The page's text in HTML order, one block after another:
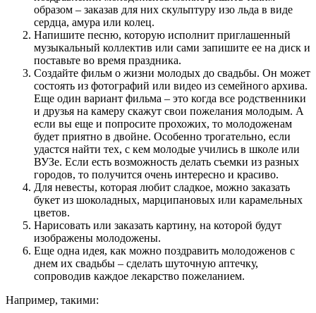
образом – заказав для них скульптуру изо льда в виде
сердца, амура или колец.
Напишите песню, которую исполнит приглашенный
музыкальный коллектив или сами запишите ее на диск и
поставьте во время праздника.
Создайте фильм о жизни молодых до свадьбы. Он может
состоять из фотографий или видео из семейного архива.
Еще один вариант фильма – это когда все родственники
и друзья на камеру скажут свои пожелания молодым. А
если вы еще и попросите прохожих, то молодоженам
будет приятно в двойне. Особенно трогательно, если
удастся найти тех, с кем молодые учились в школе или
ВУЗе. Если есть возможность делать съемки из разных
городов, то получится очень интересно и красиво.
Для невесты, которая любит сладкое, можно заказать
букет из шоколадных, марципановых или карамельных
цветов.
Нарисовать или заказать картину, на которой будут
изображены молодожены.
Еще одна идея, как можно поздравить молодоженов с
днем их свадьбы – сделать шуточную аптечку,
сопроводив каждое лекарство пожеланием.
Например, такими: